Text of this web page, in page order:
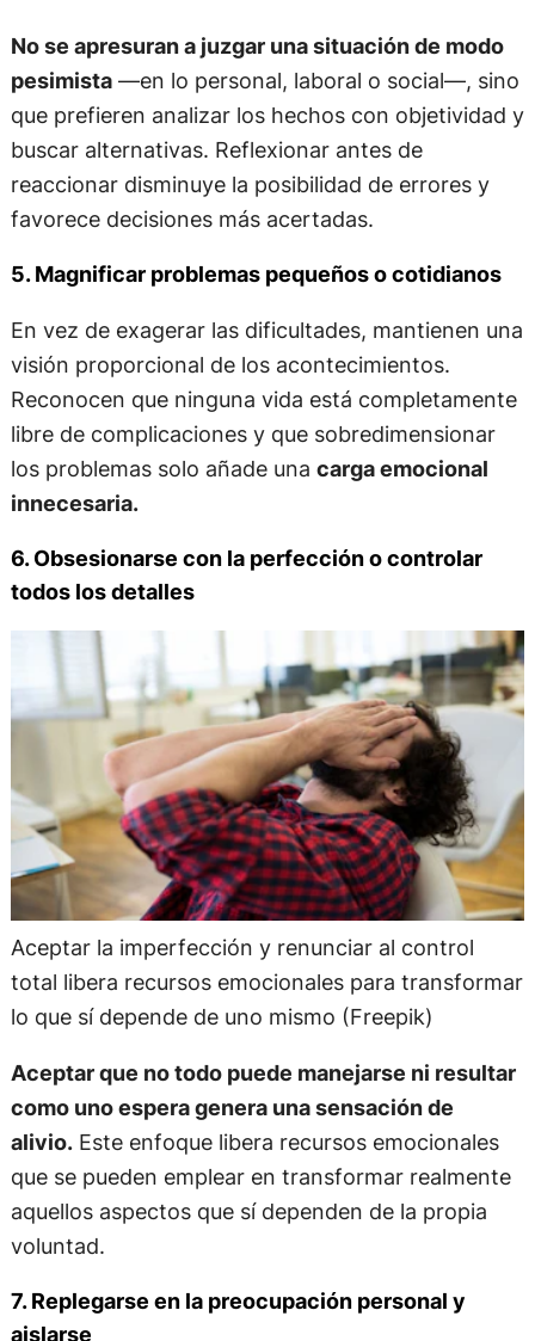
No se apresuran a juzgar una situación de modo
pesimista—en lo personal, laboral o social—, sino
que prefieren analizar los hechos con objetividad y
buscar alternativas. Reflexionar antes de
reaccionar disminuye la posibilidad de errores y
favorece decisiones más acertadas.
5. Magnificar problemas pequeños o cotidianos
En vez de exagerar las dificultades, mantienen una
visión proporcional de los acontecimientos.
Reconocen que ninguna vida está completamente
libre de complicaciones y que sobredimensionar
los problemas solo añade una carga emocional
innecesaria.
6. Obsesionarse con la perfección o controlar
todos los detalles
Aceptar la imperfección y renunciar al control
total libera recursos emocionales para transformar
lo que sí depende de uno mismo (Freepik)
Aceptar que no todo puede manejarse ni resultar
como uno espera genera una sensación de
alivio.Este enfoque libera recursos emocionales
que se pueden emplear en transformar realmente
aquellos aspectos que sí dependen de la propia
voluntad.
7. Replegarse en la preocupación personal y
aislarse